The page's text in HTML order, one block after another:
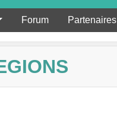
Forum Partenaires